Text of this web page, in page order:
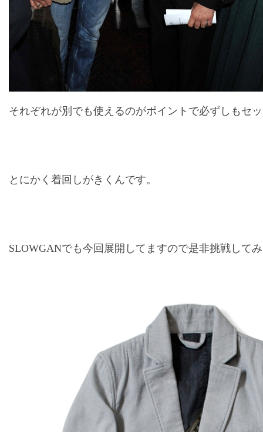
それぞれが別でも使えるのがポイントで必ずしもセ
とにかく着回しがきくんです。
SLOWGANでも今回展開してますので是非挑戦して